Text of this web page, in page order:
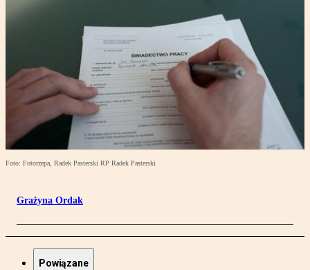
Foto: Fotorzepa, Radek Pasterski RP Radek Pasterski
Grażyna Ordak
Powiązane